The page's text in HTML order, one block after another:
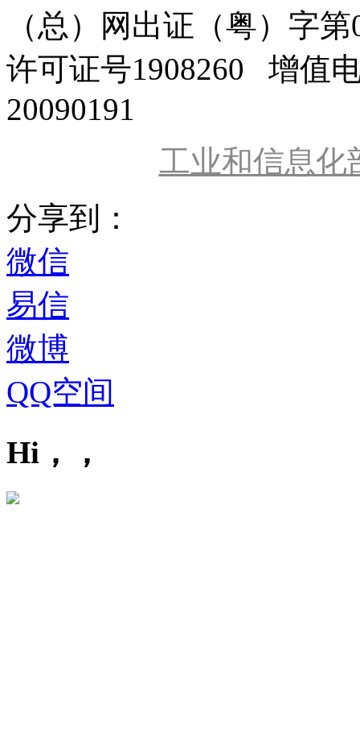
（总）网出证（粤）字
许可证号1908260 增值
20090191
工业和信息化
分享到：
微信
易信
微博
QQ空间
Hi，，